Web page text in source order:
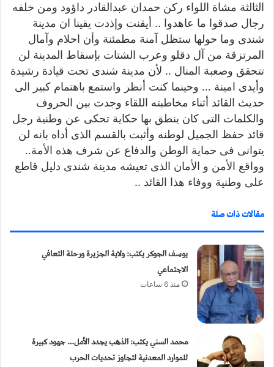
ي
ا
الثالثة مشاة اللواء ركن حمدان عبدالقادر داؤود ومن خلفه
رجال صدقوا ما عاهدوا .. أيقنت وإذدت يقينا ان مدينة
شندى وما حولها ستظل آمنة مطمئنة وأن احلام وآمال
المرتزقة من آل دقلو وعرب الشتات بإسقاط المدينة لن
تتحقق وصعبة المنال .. لأن مدينة شندى تحت قيادة رشيدة
وأيدى امينة … وحينما كنت أنظر واستمع باهتمام كبير الى
حديث القائد أثناء مخاطبته اللقاء وجدت بين الحروف
والكلمات التى كان ينطق بها حكاية تحكى عن وطنية رجل
قائد حفظ الجميل لوطنه وأثبت بالقسم الذى أداه بانه لن
يتوانى فى حماية الوطن والدفاع عن شرف هذه الأمة..
وواقع الأمن و الأمان الذى تعيشه مدينة شندى دليل قاطع
على وطنية ووفاء هذا القائد ..
مقالات ذات صلة
يوسف الجوكر يكتب: ولاية الجزيرة ورحلة التعافي
الاجتماعي
منذ 6 ساعات
محمد السني يكتب: الذهب يجدد الأمل… جهود كبيرة
للموارد المعدنية لتجاوز تحديات الحرب